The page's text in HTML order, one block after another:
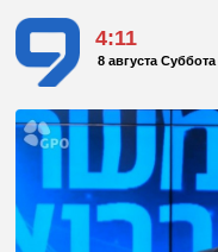
4:11
8 августа Суббота